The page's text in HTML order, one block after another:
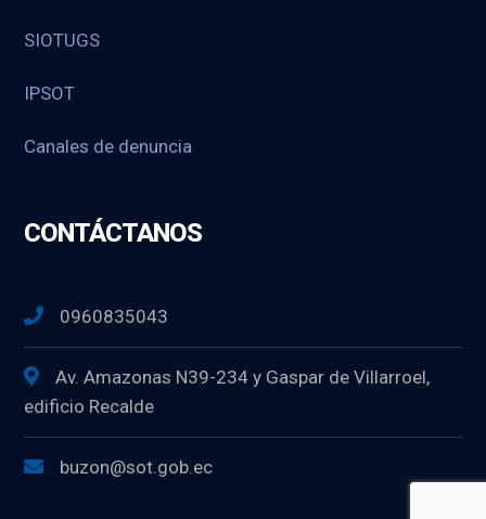
SIOTUGS
IPSOT
Canales de denuncia
CONTÁCTANOS
0960835043
Av. Amazonas N39-234 y Gaspar de Villarroel,
edificio Recalde
buzon@sot.gob.ec